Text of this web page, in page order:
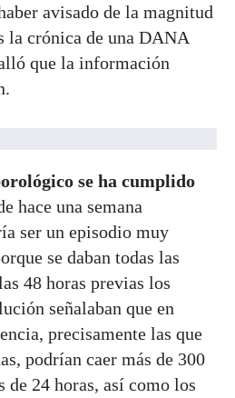
avisado de la magnitud
la crónica de una DANA
que la información
se ha cumplido
hace una semana
ser un episodio muy
se daban todas las
48 horas previas los
señalaban que en
precisamente las que
podrían caer más de 300
de 24 horas, así como los